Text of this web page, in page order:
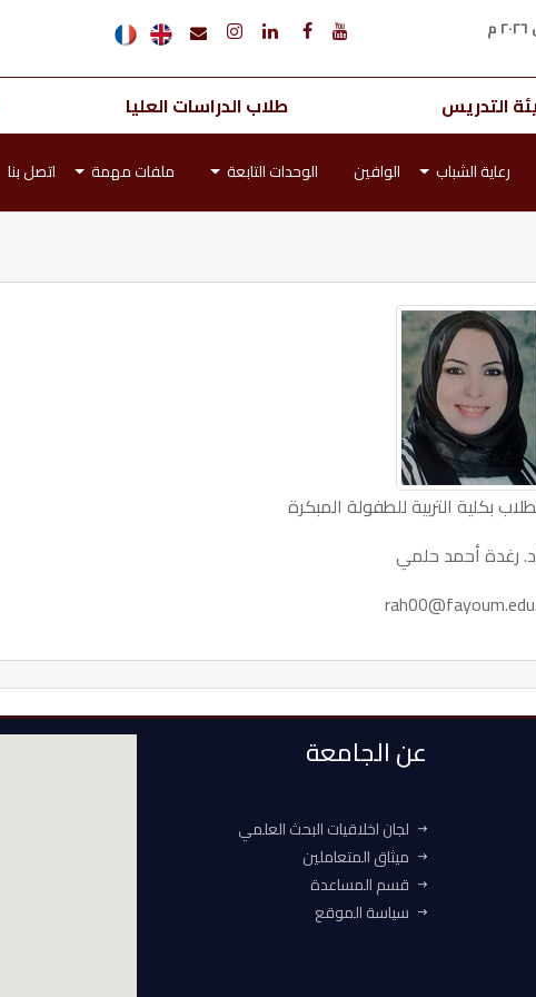
التدريس طلاب الدراسات العليا
رعاية الشباب الوافين الوحدات التابعة ملفات مهمة اتصل بنا
بكلية التربية للطفولة المبكرة
رغدة أحمد حلمي
عن الجامعة
لجان اخلاقيات البحث العلمي
ميثاق المتعاملين
قسم المساعدة
سياسة الموقع